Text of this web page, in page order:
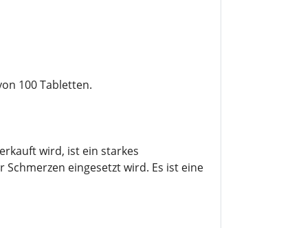
100 Tabletten.
wird, ist ein starkes
eingesetzt wird. Es ist eine